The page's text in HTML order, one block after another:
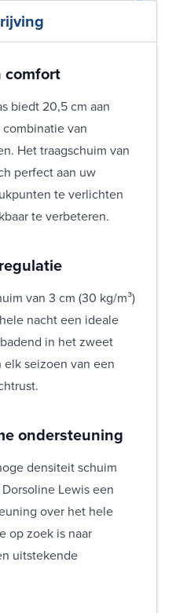
comfort
biedt 20,5 cm aan
van
Het traagschuim van
perfect aan uw
te verlichten
te verbeteren.
van 3 cm (30 kg/m³)
nacht een ideale
in het zweet
seizoen van een
ondersteuning
densiteit schuim
Lewis een
over het hele
op zoek is naar
uitstekende